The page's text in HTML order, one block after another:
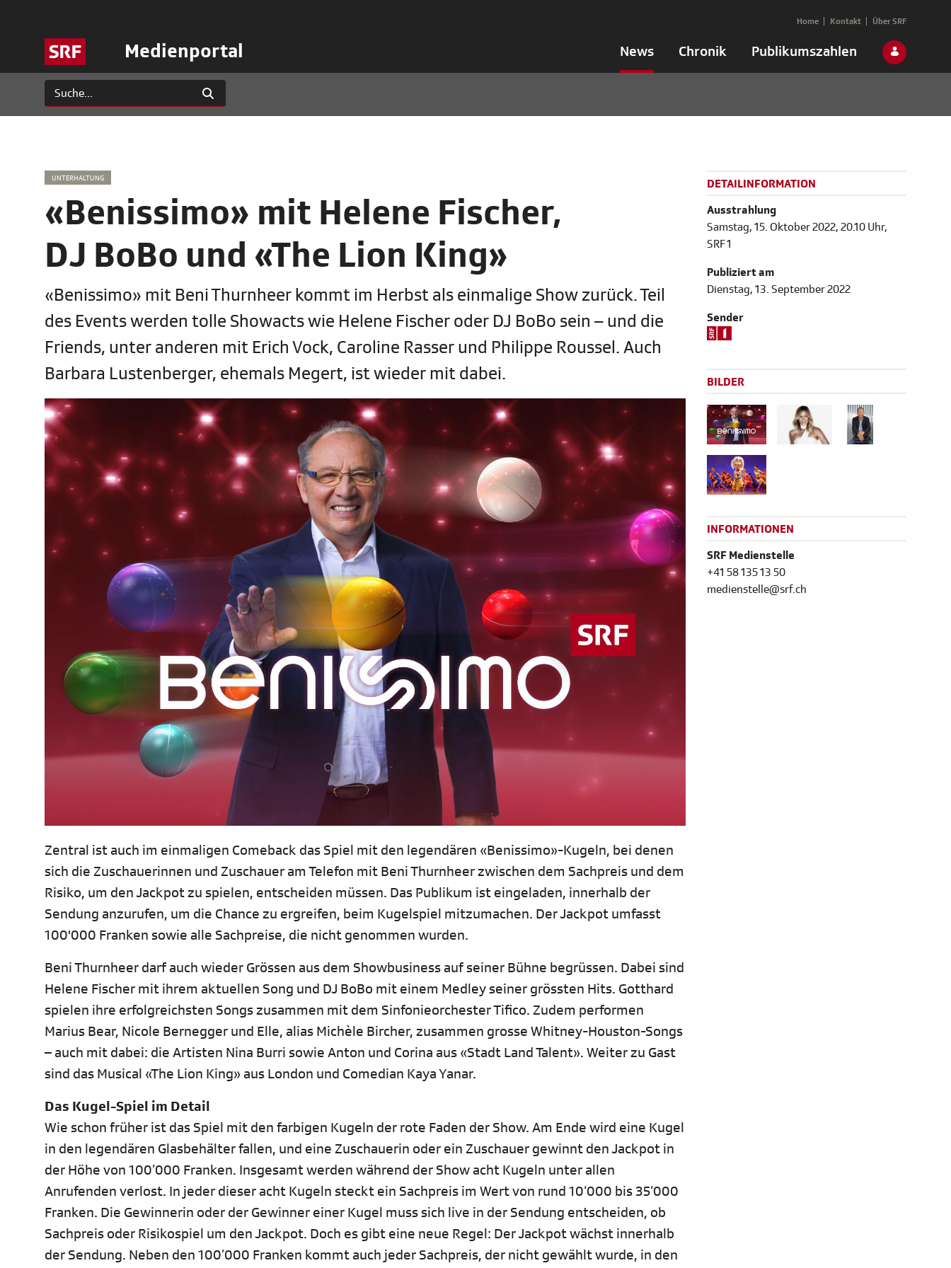
Medienportal News Chronik Publikumszahlen
Home Kontakt Über SRF
UNTERHALTUNG
«Benissimo» mit Helene Fischer,
DJ BoBo und «The Lion King»
«Benissimo» mit Beni Thurnheer kommt im Herbst als einmalige Show zurück. Teil
des Events werden tolle Showacts wie Helene Fischer oder DJ BoBo sein – und die
Friends, unter anderen mit Erich Vock, Caroline Rasser und Philippe Roussel. Auch
Barbara Lustenberger, ehemals Megert, ist wieder mit dabei.
Zentral ist auch im einmaligen Comeback das Spiel mit den legendären «Benissimo»-Kugeln, bei denen
sich die Zuschauerinnen und Zuschauer am Telefon mit Beni Thurnheer zwischen dem Sachpreis und dem
Risiko, um den Jackpot zu spielen, entscheiden müssen. Das Publikum ist eingeladen, innerhalb der
Sendung anzurufen, um die Chance zu ergreifen, beim Kugelspiel mitzumachen. Der Jackpot umfasst
100'000 Franken sowie alle Sachpreise, die nicht genommen wurden.
Beni Thurnheer darf auch wieder Grössen aus dem Showbusiness auf seiner Bühne begrüssen. Dabei sind
Helene Fischer mit ihrem aktuellen Song und DJ BoBo mit einem Medley seiner grössten Hits. Gotthard
spielen ihre erfolgreichsten Songs zusammen mit dem Sinfonieorchester Tifico. Zudem performen
Marius Bear, Nicole Bernegger und Elle, alias Michèle Bircher, zusammen grosse Whitney-Houston-Songs
– auch mit dabei: die Artisten Nina Burri sowie Anton und Corina aus «Stadt Land Talent». Weiter zu Gast
sind das Musical «The Lion King» aus London und Comedian Kaya Yanar.
Das Kugel-Spiel im Detail
Wie schon früher ist das Spiel mit den farbigen Kugeln der rote Faden der Show. Am Ende wird eine Kugel
in den legendären Glasbehälter fallen, und eine Zuschauerin oder ein Zuschauer gewinnt den Jackpot in
der Höhe von 100’000 Franken. Insgesamt werden während der Show acht Kugeln unter allen
Anrufenden verlost. In jeder dieser acht Kugeln steckt ein Sachpreis im Wert von rund 10‘000 bis 35‘000
Franken. Die Gewinnerin oder der Gewinner einer Kugel muss sich live in der Sendung entscheiden, ob
Sachpreis oder Risikospiel um den Jackpot. Doch es gibt eine neue Regel: Der Jackpot wächst innerhalb
der Sendung. Neben den 100’000 Franken kommt auch jeder Sachpreis, der nicht gewählt wurde, in den
DETAILINFORMATION
Ausstrahlung
Samstag, 15. Oktober 2022, 20.10 Uhr,
SRF 1
Publiziert am
Dienstag, 13. September 2022
Sender
BILDER
INFORMATIONEN
SRF Medienstelle
+41 58 135 13 50
medienstelle@srf.ch